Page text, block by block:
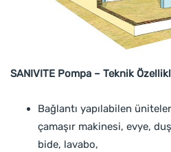
SANIVITE Pompa – Teknik
Bağlantı yapılabilen
çamaşır makinesi, evye,
bide, lavabo,